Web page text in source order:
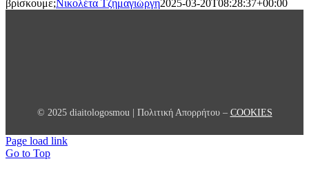
βρίσκουμε;Νικολέτα Τζημαγιώργη2025-03-20T08:28:37+00:00
© 2025 diaitologosmou | Πολιτική Απορρήτου – COOKIES
Page load link
Go to Top